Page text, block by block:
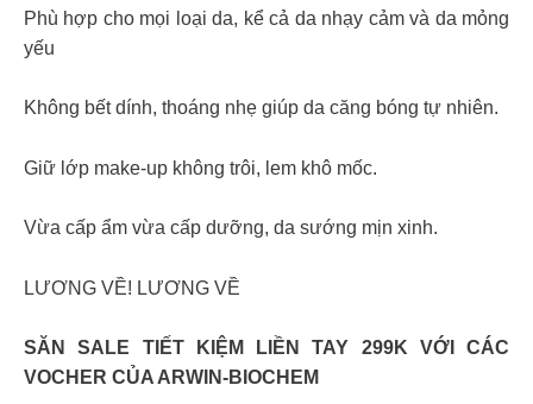
Phù hợp cho mọi loại da, kể cả da nhạy cảm và da mỏng
yếu
Không bết dính, thoáng nhẹ giúp da căng bóng tự nhiên.
Giữ lớp make-up không trôi, lem khô mốc.
Vừa cấp ẩm vừa cấp dưỡng, da sướng mịn xinh.
LƯƠNG VỀ! LƯƠNG VỀ
SĂN SALE TIẾT KIỆM LIỀN TAY 299K VỚI CÁC
VOCHER CỦA ARWIN-BIOCHEM